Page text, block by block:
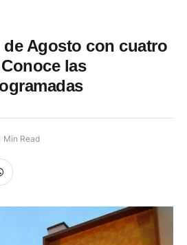
de Agosto con cuatro
las
Min Read